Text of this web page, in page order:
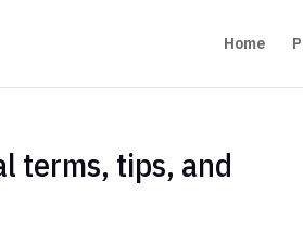
Home
terms, tips, and